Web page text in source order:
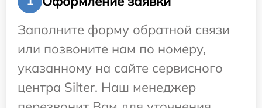
Заполните форму обратной связи
или позвоните нам по номеру,
указанному на сайте сервисного
центра Silter. Наш менеджер